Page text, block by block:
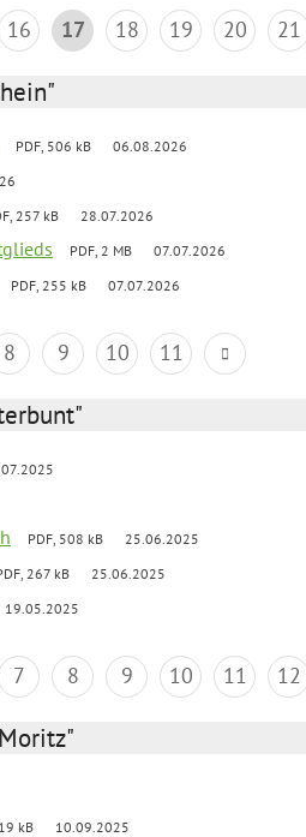
16 17 18 19 20 21
PDF, 506 kB 06.08.2026
257 kB 28.07.2026
PDF, 2 MB 07.07.2026
PDF, 255 kB 07.07.2026
8 9 10 11
PDF, 508 kB 25.06.2025
267 kB 25.06.2025
19.05.2025
7 8 9 10 11 12
kB 10.09.2025